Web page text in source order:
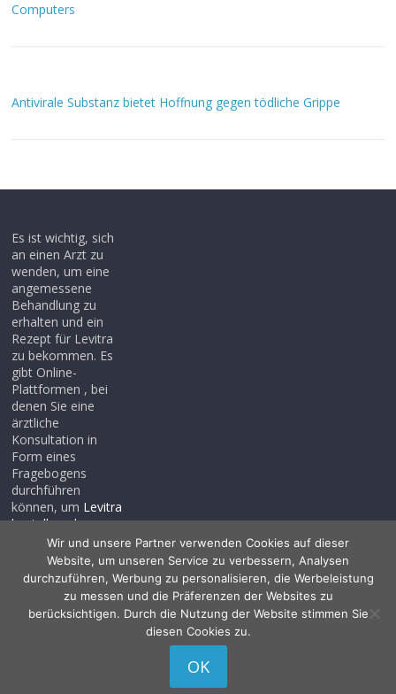
Computers
Antivirale Substanz bietet Hoffnung gegen tödliche Grippe
Es ist wichtig, sich
an einen Arzt zu
wenden, um eine
angemessene
Behandlung zu
erhalten und ein
Rezept für Levitra
zu bekommen. Es
gibt Online-
Plattformen , bei
denen Sie eine
ärztliche
Konsultation in
Form eines
Fragebogens
durchführen
können, um Levitra
bestellen ohne
rezept, auch wenn
Sie noch kein
Rezept haben .
Wir und unsere Partner verwenden Cookies auf dieser
Website, um unseren Service zu verbessern, Analysen
durchzuführen, Werbung zu personalisieren, die Werbeleistung
zu messen und die Präferenzen der Websites zu
berücksichtigen. Durch die Nutzung der Website stimmen Sie
diesen Cookies zu.
OK